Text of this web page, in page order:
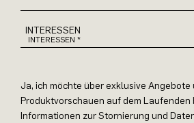
INTERESSEN
Ja, ich möchte über exklusive Angebote
Produktvorschauen auf dem Laufenden
Informationen zur Stornierung und